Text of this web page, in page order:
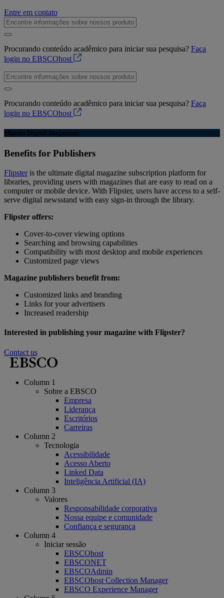
Entre em contato
Procurando conteúdo acadêmico para iniciar sua pesquisa? Faça
login no EBSCOhost
Procurando conteúdo acadêmico para iniciar sua pesquisa? Faça
login no EBSCOhost
Flipster Digital Magazines
Benefits for Publishers
Flipsteris the ultimate digital magazine subscription platform for
libraries, providing users with magazines that are easy to read on a
computer or mobile device. With Flipster, users have access to a self-
serve digital newsstand with easy sign-in through the library.
Flipster offers:
Cover-to-cover viewing options
Searching and browsing capabilities
Compatibility with most desktop and mobile experiences
Customized page views
Magazine publishers benefit from:
Customized links and branding
Links for your advertisers
Increased readership
Interested in publishing your magazine with Flipster?
Contact us
Column 1
Sobre a EBSCO
Empresa
Liderança
Escritórios
Carreiras
Column 2
Tecnologia
Acessibilidade
Acesso Aberto
Linked Data
Inteligência Artificial (IA)
Column 3
Valores
Responsabilidade corporativa
Nossa equipe e comunidade
Confiança e segurança
Column 4
Iniciar sessão
EBSCOhost
EBSCONET
EBSCOAdmin
EBSCOhost Collection Manager
EBSCO Experience Manager